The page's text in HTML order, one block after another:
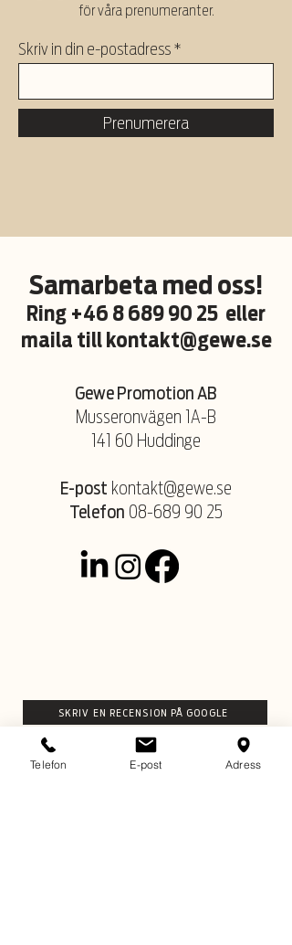
för våra prenumeranter.
Skriv in din e-postadress
Prenumerera
Samarbeta med oss!
Ring +46 8 689 90 25 eller
maila tillkontakt@gewe.se
Gewe Promotion AB
Musseronvägen 1A-B
141 60 Huddinge
E-post kontakt@gewe.se
Telefon 08-689 90 25
SKRIV EN RECENSION PÅ GOOGLE
Telefon E-post Adress